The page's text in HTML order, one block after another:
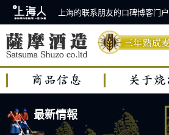
上海的联系朋友的口碑博客门
最新情報